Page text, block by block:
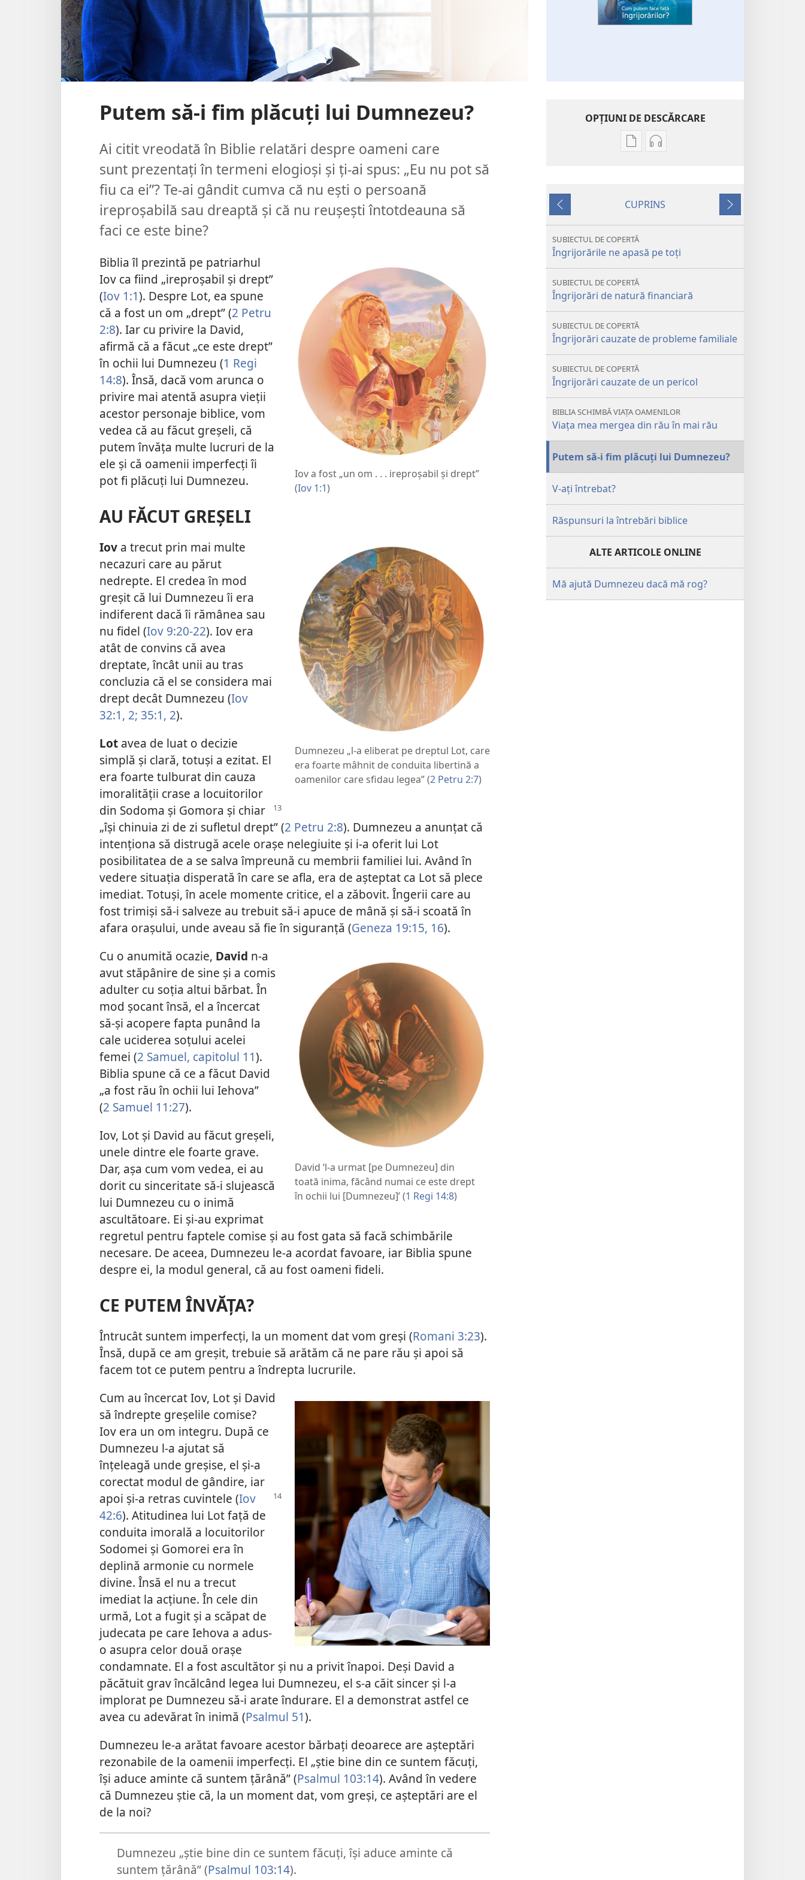
Putem să-i fim plăcuţi lui Dumnezeu?
Ai citit vreodată în Biblie relatări despre oameni care
sunt prezentaţi în termeni elogioşi şi ţi-ai spus: „Eu nu pot să
fiu ca ei”? Te-ai gândit cumva că nu eşti o persoană
ireproşabilă sau dreaptă şi că nu reuşeşti întotdeauna să
faci ce este bine?
Iov a fost „un om . . . ireproşabil şi drept”
(Iov 1:1)
Biblia îl prezintă pe patriarhul
Iov ca fiind „ireproşabil şi drept”
(Iov 1:1). Despre Lot, ea spune
că a fost un om „drept” (2 Petru
2:8). Iar cu privire la David,
afirmă că a făcut „ce este drept”
în ochii lui Dumnezeu (1 Regi
14:8). Însă, dacă vom arunca o
privire mai atentă asupra vieţii
acestor personaje biblice, vom
vedea că au făcut greşeli, că
putem învăţa multe lucruri de la
ele şi că oamenii imperfecţi îi
pot fi plăcuţi lui Dumnezeu.
AU FĂCUT GREŞELI
Dumnezeu „l-a eliberat pe dreptul Lot, care
era foarte mâhnit de conduita libertină a
oamenilor care sfidau legea” (2 Petru 2:7)
Iov a trecut prin mai multe
necazuri care au părut
nedrepte. El credea în mod
greşit că lui Dumnezeu îi era
indiferent dacă îi rămânea sau
nu fidel (Iov 9:20-22). Iov era
atât de convins că avea
dreptate, încât unii au tras
concluzia că el se considera mai
drept decât Dumnezeu (Iov
32:1, 2; 35:1, 2).
Lot avea de luat o decizie
simplă şi clară, totuşi a ezitat. El
era foarte tulburat din cauza
imoralităţii crase a locuitorilor
din Sodoma şi Gomora şi chiar
„îşi chinuia zi de zi sufletul drept” (2 Petru 2:8). Dumnezeu a anunţat că
intenţiona să distrugă acele oraşe nelegiuite şi i-a oferit lui Lot
posibilitatea de a se salva împreună cu membrii familiei lui. Având în
vedere situaţia disperată în care se afla, era de aşteptat ca Lot să plece
imediat. Totuşi, în acele momente critice, el a zăbovit. Îngerii care au
fost trimişi să-i salveze au trebuit să-i apuce de mână şi să-i scoată în
afara oraşului, unde aveau să fie în siguranţă (Geneza 19:15, 16).
David ‘l-a urmat [pe Dumnezeu] din
toată inima, făcând numai ce este drept
în ochii lui [Dumnezeu]’ (1 Regi 14:8)
Cu o anumită ocazie, David n-a
avut stăpânire de sine şi a comis
adulter cu soţia altui bărbat. În
mod şocant însă, el a încercat
să-şi acopere fapta punând la
cale uciderea soţului acelei
femei (2 Samuel, capitolul 11).
Biblia spune că ce a făcut David
„a fost rău în ochii lui Iehova”
(2 Samuel 11:27).
Iov, Lot şi David au făcut greşeli,
unele dintre ele foarte grave.
Dar, aşa cum vom vedea, ei au
dorit cu sinceritate să-i slujească
lui Dumnezeu cu o inimă
ascultătoare. Ei şi-au exprimat
regretul pentru faptele comise şi au fost gata să facă schimbările
necesare. De aceea, Dumnezeu le-a acordat favoare, iar Biblia spune
despre ei, la modul general, că au fost oameni fideli.
CE PUTEM ÎNVĂŢA?
Întrucât suntem imperfecţi, la un moment dat vom greşi (Romani 3:23).
Însă, după ce am greşit, trebuie să arătăm că ne pare rău şi apoi să
facem tot ce putem pentru a îndrepta lucrurile.
Cum au încercat Iov, Lot şi David
să îndrepte greşelile comise?
Iov era un om integru. După ce
Dumnezeu l-a ajutat să
înţeleagă unde greşise, el şi-a
corectat modul de gândire, iar
apoi şi-a retras cuvintele (Iov
42:6). Atitudinea lui Lot faţă de
conduita imorală a locuitorilor
Sodomei şi Gomorei era în
deplină armonie cu normele
divine. Însă el nu a trecut
imediat la acţiune. În cele din
urmă, Lot a fugit şi a scăpat de
judecata pe care Iehova a adus-
o asupra celor două oraşe
condamnate. El a fost ascultător şi nu a privit înapoi. Deşi David a
păcătuit grav încălcând legea lui Dumnezeu, el s-a căit sincer şi l-a
implorat pe Dumnezeu să-i arate îndurare. El a demonstrat astfel ce
avea cu adevărat în inimă (Psalmul 51).
Dumnezeu le-a arătat favoare acestor bărbaţi deoarece are aşteptări
rezonabile de la oamenii imperfecţi. El „ştie bine din ce suntem făcuţi,
îşi aduce aminte că suntem ţărână” (Psalmul 103:14). Având în vedere
că Dumnezeu ştie că, la un moment dat, vom greşi, ce aşteptări are el
de la noi?
Dumnezeu „ştie bine din ce suntem făcuţi, îşi aduce aminte că
suntem ţărână” (Psalmul 103:14).
OPŢIUNI DE DESCĂRCARE
Opțiuni
publicații
DE
VEGHE
putem
face
îngrijorărilor?
Opțiuni
materiale
DE
VEGHE
putem
îngrijorărilor?
Anterior
CUPRINS
Următorul
SUBIECTUL DE COPERTĂ
Îngrijorările ne apasă pe toţi
SUBIECTUL DE COPERTĂ
Îngrijorări de natură financiară
SUBIECTUL DE COPERTĂ
Îngrijorări cauzate de probleme familiale
SUBIECTUL DE COPERTĂ
Îngrijorări cauzate de un pericol
BIBLIA SCHIMBĂ VIAȚA OAMENILOR
Viaţa mea mergea din rău în mai rău
Putem să-i fim plăcuţi lui Dumnezeu?
V-aţi întrebat?
Răspunsuri la întrebări biblice
ALTE ARTICOLE ONLINE
Mă ajută Dumnezeu dacă mă rog?